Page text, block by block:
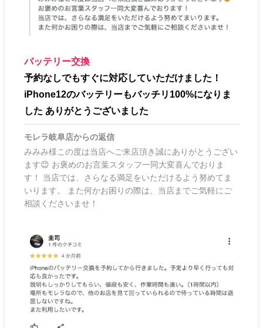
バッテリー交換
予約なしでもすぐに対応していただけました！
iPhone12のバッテリーもバッチリ100%になりま
した ありがとうございました
モレラ岐阜店からの返信
みみみ様この度は当店へご来店頂き誠にありがとうござい
ます😊 お褒めのお言葉スタッフ一同大変喜んでおりま
す！ 当店では、さらなる満足をいただけるよう努めてま
いります。 また何かお困りの際は、当店までご気軽にご
相談くださいませ！